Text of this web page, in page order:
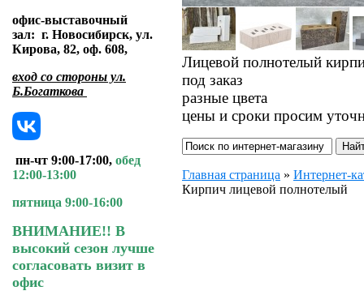
офис-выставочный
зал: г. Новосибирск, ул.
Кирова, 82, оф. 608,
вход со стороны ул.
Б.Богаткова
пн-чт 9:00-17:00, обед
12:00-13:00
пятница 9:00-16:00
ВНИМАНИЕ!! В
высокий сезон лучше
согласовать визит в
офис
Лицевой полнотелый
под заказ
разные цвета
цены и сроки просим
Главная страница » Интернет-
Кирпич лицевой полнотелый